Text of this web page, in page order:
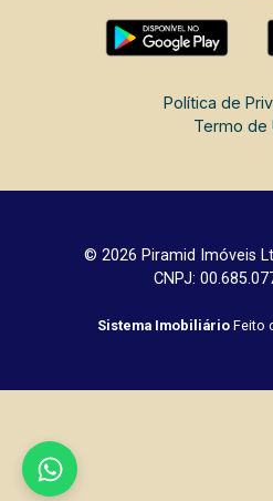
Política de
Termo de
© 2026 Piramid Imóveis
CNPJ:
Sistema Imobiliário Feito